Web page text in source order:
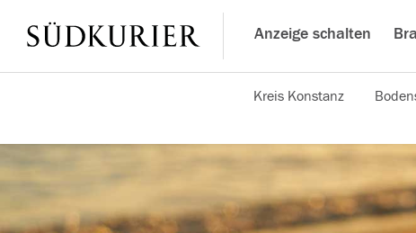
Anzeige schalten
Kreis Konstanz